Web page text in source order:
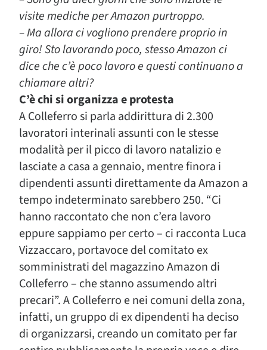
visite mediche per Amazon purtroppo.
– Ma allora ci vogliono prendere proprio in
giro! Sto lavorando poco, stesso Amazon ci
dice che c’è poco lavoro e questi continuano a
chiamare altri?
C’è chi si organizza e protesta
A Colleferro si parla addirittura di 2.300
lavoratori interinali assunti con le stesse
modalità per il picco di lavoro natalizio e
lasciate a casa a gennaio, mentre finora i
dipendenti assunti direttamente da Amazon a
tempo indeterminato sarebbero 250. “Ci
hanno raccontato che non c’era lavoro
eppure sappiamo per certo – ci racconta Luca
Vizzaccaro, portavoce del comitato ex
somministrati del magazzino Amazon di
Colleferro – che stanno assumendo altri
precari”. A Colleferro e nei comuni della zona,
infatti, un gruppo di ex dipendenti ha deciso
di organizzarsi, creando un comitato per far